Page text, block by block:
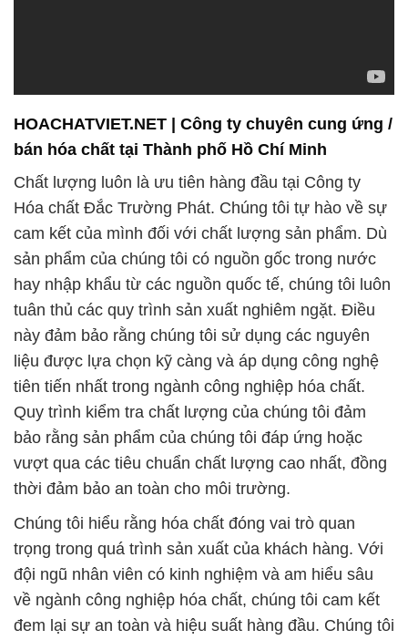
môi trường và an toàn lao động để bảo vệ sức khỏe
tác.
Chúng tôi xem mối quan hệ đối tác là yếu tố quan
trọng để đảm bảo sự bền vững trong kinh doanh.
Chúng tôi cam kết xây dựng và duy trì mối quan hệ
đối tác bền vững với các khách hàng, nhà cung cấp,
và các đối tác khác trong ngành công nghiệp hóa
chất. Chúng tôi hiểu rằng sự hợp tác chặt chẽ và
tôn trọng giữa chúng tôi và đối tác là điều quan
trọng để đạt được thành công chung.
Chúng tôi luôn lắng nghe và đáp ứng nhu cầu của
đối tác, đồng thời cung cấp giải pháp và dịch vụ tốt
nhất để hỗ trợ họ trong việc đạt được mục tiêu kinh
doanh. Chúng tôi tin rằng mối quan hệ đối tác bền
vững sẽ tạo ra lợi ích lâu dài cho cả hai bên và góp
phần vào sự phát triển và thịnh vượng của ngành
công nghiệp hóa chất.
Chúng tôi sẵn sàng hợp tác với bạn để cung cấp
các sản phẩm và dịch vụ hóa chất chất lượng hàng